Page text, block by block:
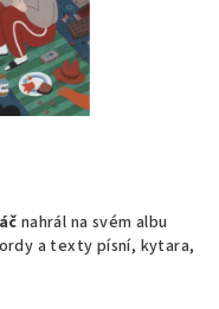
nahrál na svém albu
a texty písní, kytara,